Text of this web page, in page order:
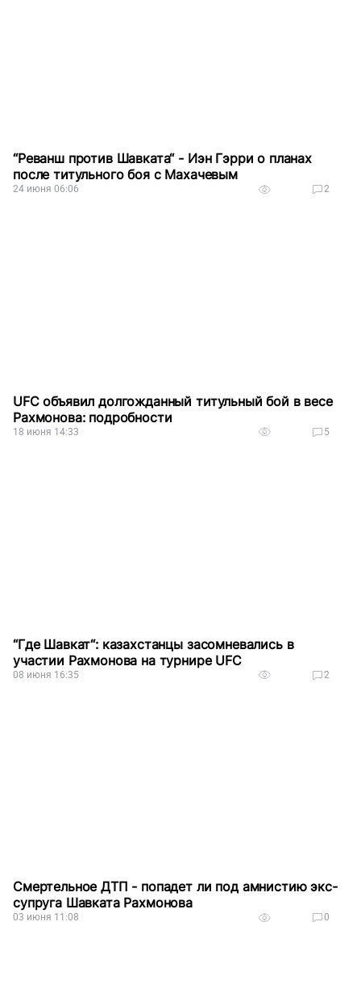
“Реванш против Шавката“ - Иэн Гэрри о планах
после титульного боя с Махачевым
24 июня 06:06 2
UFC объявил долгожданный титульный бой в весе
Рахмонова: подробности
18 июня 14:33 5
“Где Шавкат“: казахстанцы засомневались в
участии Рахмонова на турнире UFC
08 июня 16:35 2
Смертельное ДТП - попадет ли под амнистию экс-
супруга Шавката Рахмонова
03 июня 11:08 0